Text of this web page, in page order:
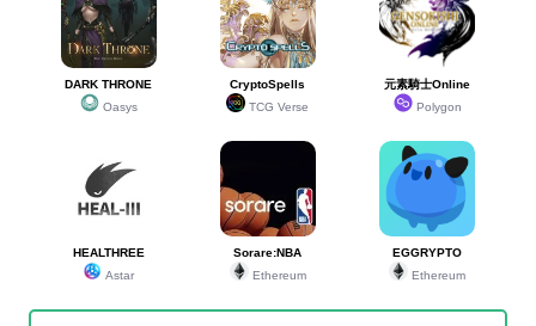
DARK THRONE
Oasys
CryptoSpells
TCG Verse
元素騎士Online
Polygon
HEALTHREE
Astar
Sorare:NBA
Ethereum
EGGRYPTO
Ethereum